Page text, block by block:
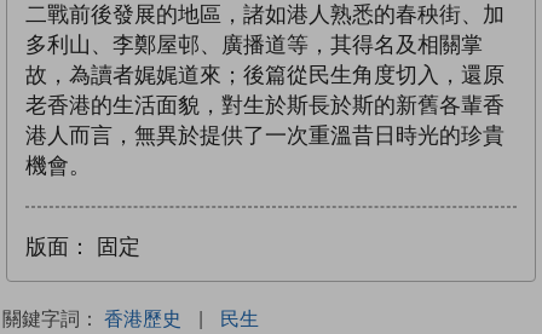
二戰前後發展的地區，諸如港人熟悉的春秧街、加
多利山、李鄭屋邨、廣播道等，其得名及相關掌
故，為讀者娓娓道來；後篇從民生角度切入，還原
老香港的生活面貌，對生於斯長於斯的新舊各輩香
港人而言，無異於提供了一次重溫昔日時光的珍貴
機會。
版面： 固定
關鍵字詞： 香港歷史 | 民生